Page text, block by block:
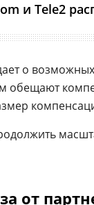
и Tele2
о
обещают
от